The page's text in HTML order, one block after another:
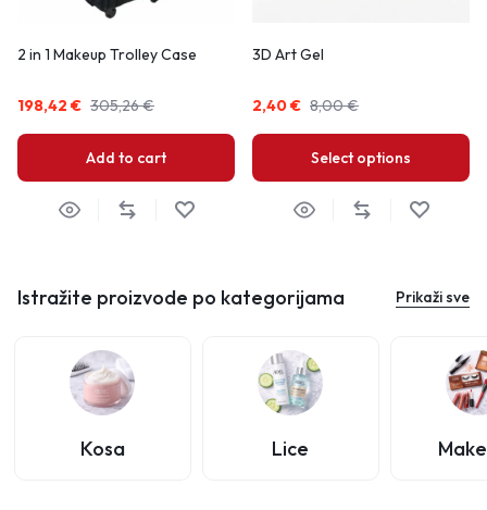
2 in 1 Makeup Trolley Case
305,26€
198,42 €
Add to cart
3D Art Gel
8,00€
2,40€
Select options
Istražite proizvode po kategorijama Prikaži sve
Kosa Lice